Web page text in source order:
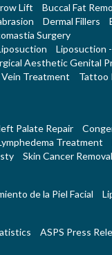
Lift
Buccal Fat
Dermal Fillers
Surgery
Liposuction
Aesthetic Genital
Vein Treatment Tattoo
Palate Repair
Treatment
Skin Cancer Removal
de la Piel Facial
ASPS Press